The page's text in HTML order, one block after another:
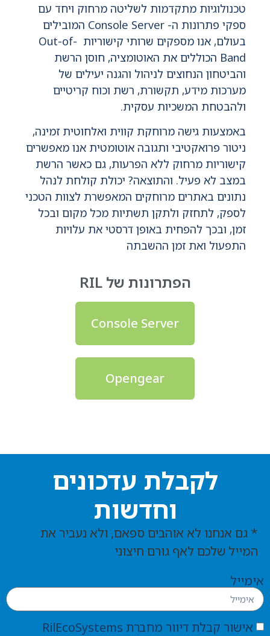
טכנולוגיות מתקדמות לשליטה מרחוק ויחד עם
ספקי פתרונות ה- Console Server המובילים
בעולם, אנו מספקים שרותי קישוריות Out-of-
Band הכוללים את האוטומציה, חוסן הרשת
והביטחון הנחוצים לניהול והגנה יעילים של
מערכות מידע, תקשורת, רשת וכוח קריטיים
ולהבטחת המשכיות עסקית.
באמצעות גישה מרוחקת קווית ואלחוטית זמינה,
ניטור פרואקטיבי ותגובה אוטומטית אנו מאפשרים
קישוריות מרחוק ללא הפרעות, גם כאשר הרשת
במצב לא פעיל. והתוצאה? יכולת קולחת לנהל
נתונים באתרים מרוחקים המאפשרת לצוות הטכני
לספק, לתחזק ולתקן תשתיות מכל מקום ובכל
זמן, ובכך להפחית באופן דרסטי את עלויות
התפעול ואת זמן ההשבתה
הפתרונות של RIL
Console Server
Opengear
לקבלת עדכונים
וחדשות
* גם אנחנו לא אוהבים ספאם, ולא נעביר את
המייל שלכם לאף גורם חיצוני
אימייל
אישור קבלת דיוור מחברת RilEcoSystems